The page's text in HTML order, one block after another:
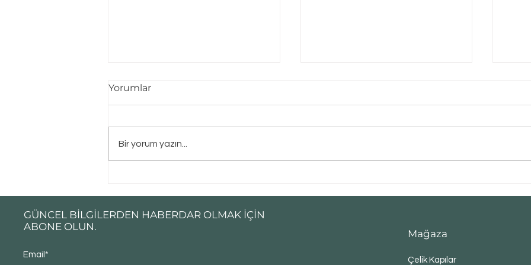
Yorumlar
Bir yorum yazın...
GÜNCEL BİLGİLERDEN HABERDAR OLMAK İÇİN
ABONE OLUN.
Email*
Mağaza
Çelik Kapılar